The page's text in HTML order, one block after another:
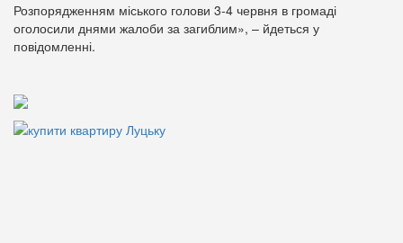
Розпорядженням міського голови 3-4 червня в громаді
оголосили днями жалоби за загиблим», – йдеться у
повідомленні.